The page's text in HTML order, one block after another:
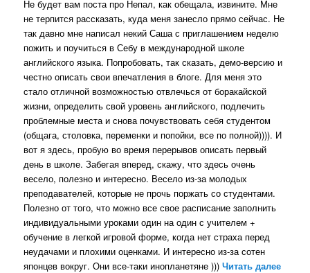
Не будет вам поста про Непал, как обещала, извините. Мне
не терпится рассказать, куда меня занесло прямо сейчас. Не
так давно мне написал некий Саша с приглашением неделю
пожить и поучиться в Себу в международной школе
английского языка. Попробовать, так сказать, демо-версию и
честно описать свои впечатления в блоге. Для меня это
стало отличной возможностью отвлечься от боракайской
жизни, определить свой уровень английского, подлечить
проблемные места и снова почувствовать себя студентом
(общага, столовка, переменки и попойки, все по полной)))). И
вот я здесь, пробую во время перерывов описать первый
день в школе. Забегая вперед, скажу, что здесь очень
весело, полезно и интересно. Весело из-за молодых
преподавателей, которые не прочь поржать со студентами.
Полезно от того, что можно все свое расписание заполнить
индивидуальными уроками один на один с учителем +
обучение в легкой игровой форме, когда нет страха перед
неудачами и плохими оценками. И интересно из-за сотен
японцев вокруг. Они все-таки инопланетяне )))Читать далее